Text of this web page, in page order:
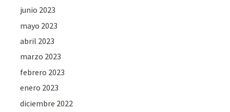
junio 2023
mayo 2023
abril 2023
marzo 2023
febrero 2023
enero 2023
diciembre 2022